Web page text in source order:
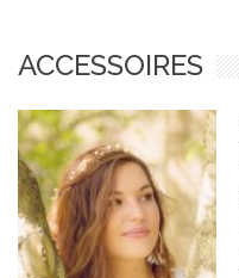
ACCESSOIRES